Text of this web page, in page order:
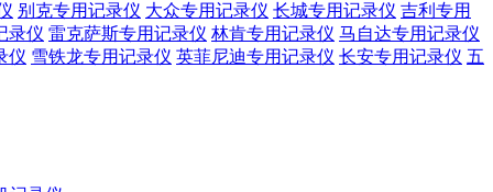
别克专用记录仪 大众专用记录仪 长城专用记录仪 吉利专用
录仪 雷克萨斯专用记录仪 林肯专用记录仪 马自达专用记录仪
仪 雪铁龙专用记录仪 英菲尼迪专用记录仪 长安专用记录仪 五